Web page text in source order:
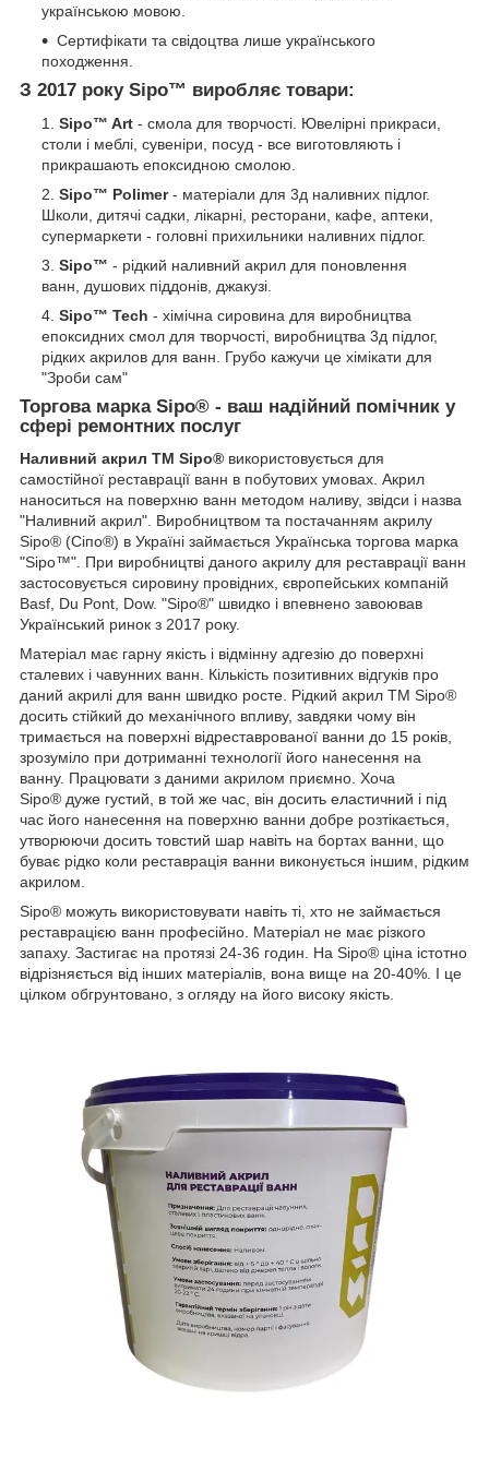
українською мовою.
Сертифікати та свідоцтва лише українського
походження.
З 2017 року Sipo™ виробляє товари:
Sipo™ Art - смола для творчості. Ювелірні прикраси,
столи і меблі, сувеніри, посуд - все виготовляють і
прикрашають епоксидною смолою.
Sipo™ Polimer- матеріали для 3д наливних підлог.
Школи, дитячі садки, лікарні, ресторани, кафе, аптеки,
супермаркети - головні прихильники наливних підлог.
Sipo™ - рідкий наливний акрил для поновлення
ванн, душових піддонів, джакузі.
Sipo™ Tech - хімічна сировина для виробництва
епоксидних смол для творчості, виробництва 3д підлог,
рідких акрилов для ванн. Грубо кажучи це хімікати для
"Зроби сам"
Торгова марка Sipo® - ваш надійний помічник у
сфері ремонтних послуг
Наливний акрил ТМ Sipo® використовується для
самостійної реставрації ванн в побутових умовах. Акрил
наноситься на поверхню ванн методом наливу, звідси і назва
"Наливний акрил". Виробництвом та постачанням акрилу
Sipo® (Сіпо®) в Україні займається Українська торгова марка
"Sipo™". При виробництві даного акрилу для реставрації ванн
застосовується сировину провідних, європейських компаній
Basf, Du Pont, Dow. "Sipo®" швидко і впевнено завоював
Український ринок з 2017 року.
Матеріал має гарну якість і відмінну адгезію до поверхні
сталевих і чавунних ванн. Кількість позитивних відгуків про
даний акрилі для ванн швидко росте. Рідкий акрил ТМ Sipo®
досить стійкий до механічного впливу, завдяки чому він
тримається на поверхні відреставрованої ванни до 15 років,
зрозуміло при дотриманні технології його нанесення на
ванну. Працювати з даними акрилом приємно. Хоча
Sipo® дуже густий, в той же час, він досить еластичний і під
час його нанесення на поверхню ванни добре розтікається,
утворюючи досить товстий шар навіть на бортах ванни, що
буває рідко коли реставрація ванни виконується іншим, рідким
акрилом.
Sipo® можуть використовувати навіть ті, хто не займається
реставрацією ванн професійно. Матеріал не має різкого
запаху. Застигає на протязі 24-36 годин. На Sipo® ціна істотно
відрізняється від інших матеріалів, вона вище на 20-40%. І це
цілком обгрунтовано, з огляду на його високу якість.